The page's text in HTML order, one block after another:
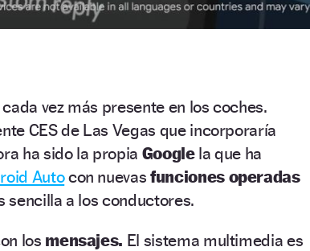
vez más presente en los coches.
CES de Las Vegas que incorporaría
ha sido la propia Google la que ha
Autocon nuevasfunciones operadas
sencilla a los conductores.
los mensajes. El sistema multimedia es